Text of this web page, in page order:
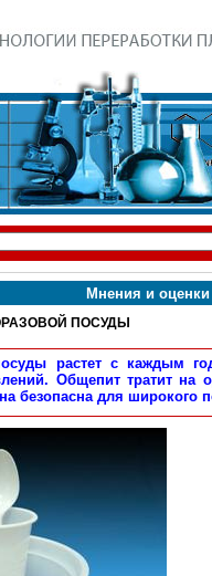
Мнения и оценки
ПОСУДЫ
растет с каждым
Общепит тратит на
безопасна для широкого